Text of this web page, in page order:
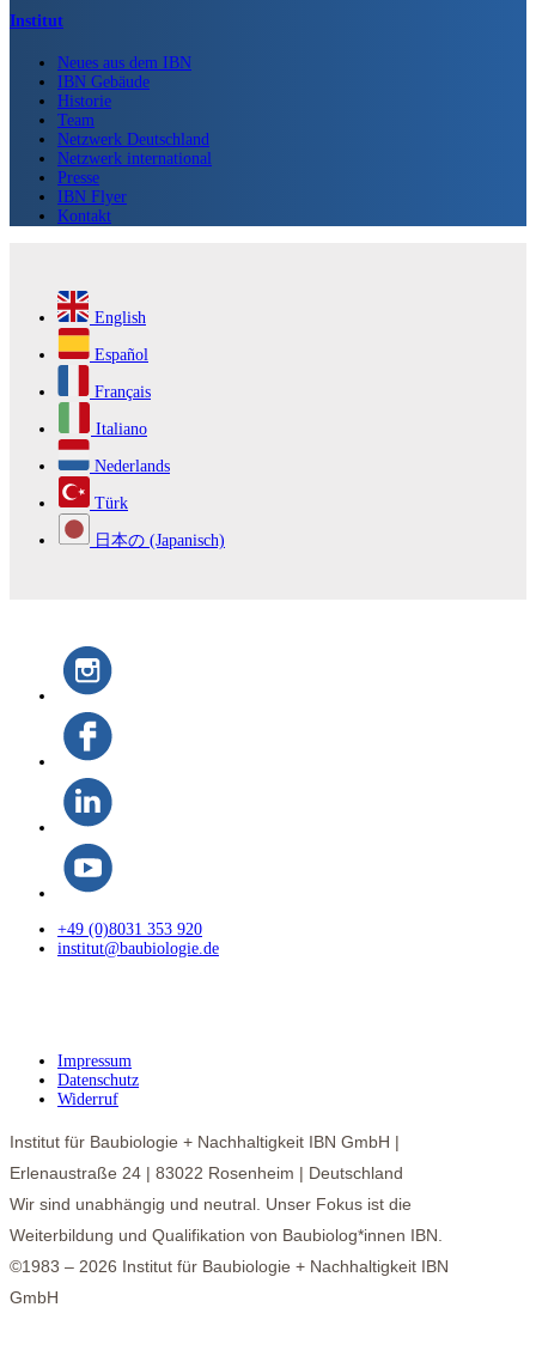
Institut
Neues aus dem IBN
IBN Gebäude
Historie
Team
Netzwerk Deutschland
Netzwerk international
Presse
IBN Flyer
Kontakt
English
Español
Français
Italiano
Nederlands
Türk
日本の (Japanisch)
+49 (0)8031 353 920
institut@baubiologie.de
Impressum
Datenschutz
Widerruf
Institut für Baubiologie + Nachhaltigkeit IBN GmbH |
Erlenaustraße 24 | 83022 Rosenheim | Deutschland
Wir sind unabhängig und neutral. Unser Fokus ist die
Weiterbildung und Qualifikation von Baubiolog*innen IBN.
©1983 – 2026 Institut für Baubiologie + Nachhaltigkeit IBN
GmbH